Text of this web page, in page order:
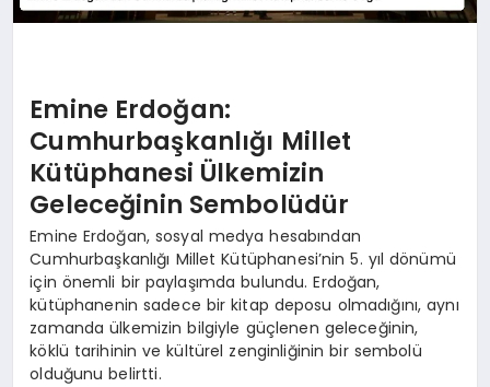
Emine Erdoğan:
Cumhurbaşkanlığı Millet
Kütüphanesi Ülkemizin
Geleceğinin Sembolüdür
Emine Erdoğan, sosyal medya hesabından
Cumhurbaşkanlığı Millet Kütüphanesi’nin 5. yıl dönümü
için önemli bir paylaşımda bulundu. Erdoğan,
kütüphanenin sadece bir kitap deposu olmadığını, aynı
zamanda ülkemizin bilgiyle güçlenen geleceğinin,
köklü tarihinin ve kültürel zenginliğinin bir sembolü
olduğunu belirtti.